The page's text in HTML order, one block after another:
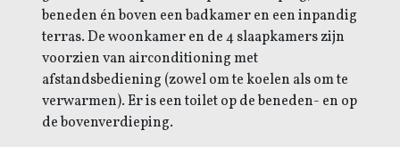
beneden én boven een badkamer en een inpandig
terras. De woonkamer en de 4 slaapkamers zijn
voorzien van airconditioning met
afstandsbediening (zowel om te koelen als om te
verwarmen). Er is een toilet op de beneden- en op
de bovenverdieping.